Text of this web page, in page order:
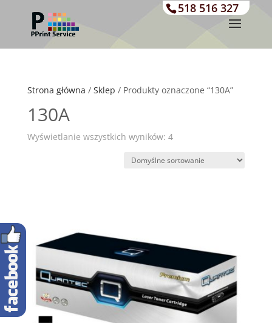
518 516 327
Strona główna / Sklep / Produkty oznaczone “130A”
130A
Wyświetlanie wszystkich wyników: 4